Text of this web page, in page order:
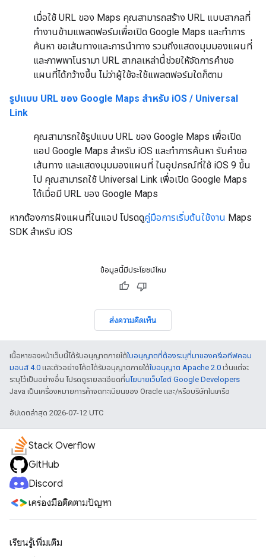
เมื่อใช้ URL ของ Maps คุณสามารถสร้าง URL แบบสากลที่
ทำงานข้ามแพลตฟอร์มเพื่อเปิด Google Maps และทำการ
ค้นหา ขอเส้นทางและการนำทาง รวมถึงแสดงมุมมองแผนที่
และภาพพาโนรามา URL สากลเหล่านี้ช่วยให้จัดการคำขอ
แผนที่ได้กว้างขึ้น ไม่ว่าผู้ใช้จะใช้แพลตฟอร์มใดก็ตาม
รูปแบบ URL ของ Google Maps สำหรับ iOS / Universal
Link
คุณสามารถใช้รูปแบบ URL ของ Google Maps เพื่อเปิด
แอป Google Maps สำหรับ iOS และทำการค้นหา รับคำขอ
เส้นทาง และแสดงมุมมองแผนที่ ในอุปกรณ์ที่ใช้ iOS 9 ขึ้น
ไป คุณสามารถใช้ Universal Link เพื่อเปิด Google Maps
ได้เมื่อมี URL ของ Google Maps
หากต้องการฝังแผนที่ในแอป โปรดดูคู่มือการเริ่มต้นใช้งาน Maps
SDK สำหรับ iOS
ข้อมูลนี้มีประโยชน์ไหม
ส่งความคิดเห็น
เนื้อหาของหน้าเว็บนี้ได้รับอนุญาตภายใต้ใบอนุญาตที่ต้องระบุที่มาของครีเอทีฟคอม
มอนส์ 4.0 และตัวอย่างโค้ดได้รับอนุญาตภายใต้ใบอนุญาต Apache 2.0 เว้นแต่จะ
ระบุไว้เป็นอย่างอื่น โปรดดูรายละเอียดที่นโยบายเว็บไซต์ Google Developers
Java เป็นเครื่องหมายการค้าจดทะเบียนของ Oracle และ/หรือบริษัทในเครือ
อัปเดตล่าสุด 2026-07-12 UTC
Stack Overflow
GitHub
Discord
เครื่องมือติดตามปัญหา
เรียนรู้เพิ่มเติม